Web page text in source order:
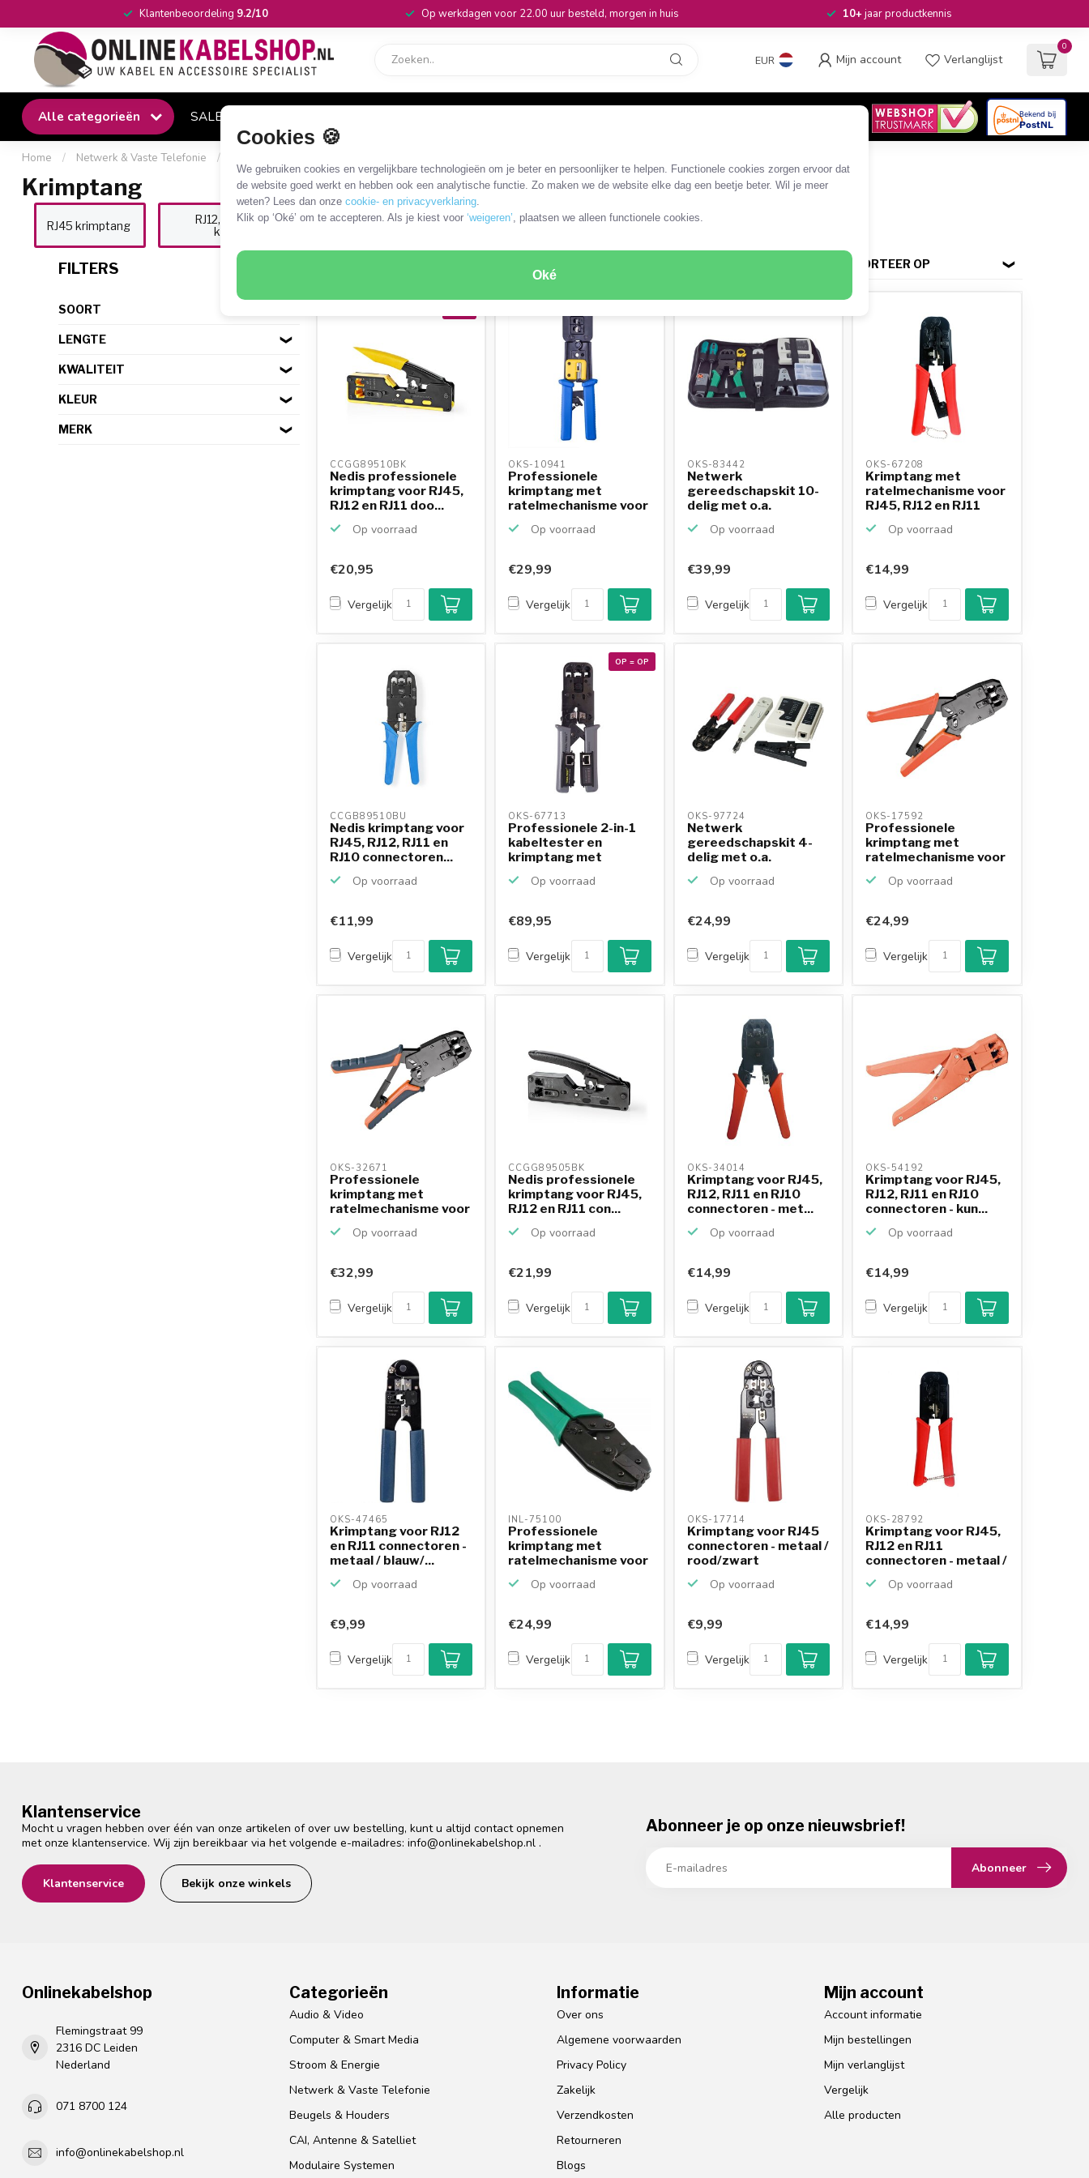
Cookies 🍪
We gebruiken cookies en vergelijkbare technologieën om je beter en persoonlijker te helpen. Functionele cookies zorgen ervoor dat
de website goed werkt en hebben ook een analytische functie. Zo maken we de website elke dag een beetje beter. Wil je meer
weten? Lees dan onze cookie- en privacyverklaring.
Klik op ‘Oké’ om te accepteren. Als je kiest voor ‘weigeren’, plaatsen we alleen functionele cookies.
Oké
Klantenbeoordeling 9.2/10 Op werkdagen voor 22.00 uur besteld, morgen in huis 10+jaar productkennis
EUR Mijn account Verlanglijst
0
Alle categorieën SALE
Home / Netwerk & Vaste Telefonie /
Krimptang
RJ45 krimptang
RJ12, RJ11 en RJ10
krimptang
FILTERS
SOORT
LENGTE
KWALITEIT
KLEUR
MERK
SORTEER OP
CCGG89510BK
Nedis professionele
krimptang voor RJ45,
RJ12 en RJ11 doo...
Op voorraad
€20,95
Vergelijk
OKS-10941
Professionele
krimptang met
ratelmechanisme voor
Op voorraad
€29,99
Vergelijk
OKS-83442
Netwerk
gereedschapskit 10-
delig met o.a.
Op voorraad
€39,99
Vergelijk
OKS-67208
Krimptang met
ratelmechanisme voor
RJ45, RJ12 en RJ11
Op voorraad
€14,99
Vergelijk
CCGB89510BU
Nedis krimptang voor
RJ45, RJ12, RJ11 en
RJ10 connectoren...
Op voorraad
€11,99
Vergelijk
OP = OP
OKS-67713
Professionele 2-in-1
kabeltester en
krimptang met
Op voorraad
€89,95
Vergelijk
OKS-97724
Netwerk
gereedschapskit 4-
delig met o.a.
Op voorraad
€24,99
Vergelijk
OKS-17592
Professionele
krimptang met
ratelmechanisme voor
Op voorraad
€24,99
Vergelijk
OKS-32671
Professionele
krimptang met
ratelmechanisme voor
Op voorraad
€32,99
Vergelijk
CCGG89505BK
Nedis professionele
krimptang voor RJ45,
RJ12 en RJ11 con...
Op voorraad
€21,99
Vergelijk
OKS-34014
Krimptang voor RJ45,
RJ12, RJ11 en RJ10
connectoren - met...
Op voorraad
€14,99
Vergelijk
OKS-54192
Krimptang voor RJ45,
RJ12, RJ11 en RJ10
connectoren - kun...
Op voorraad
Klantenbeoordeling
9,2/10
Achteraf betalen
mogelijk
€14,99
Vergelijk
OKS-47465
Krimptang voor RJ12
en RJ11 connectoren -
metaal / blauw/...
Op voorraad
€9,99
Vergelijk
INL-75100
Professionele
krimptang met
ratelmechanisme voor
Op voorraad
€24,99
Vergelijk
OKS-17714
Krimptang voor RJ45
connectoren - metaal /
rood/zwart
Op voorraad
€9,99
Vergelijk
OKS-28792
Krimptang voor RJ45,
RJ12 en RJ11
connectoren - metaal /
Op voorraad
€14,99
Vergelijk
Klantenservice
Mocht u vragen hebben over één van onze artikelen of over uw bestelling, kunt u altijd contact opnemen
met onze klantenservice. Wij zijn bereikbaar via het volgende e-mailadres: info@onlinekabelshop.nl .
Klantenservice Bekijk onze winkels
Abonneer je op onze nieuwsbrief!
Abonneer
Onlinekabelshop
Flemingstraat 99
2316 DC Leiden
Nederland
071 8700 124
info@onlinekabelshop.nl
Categorieën
Audio & Video
Computer & Smart Media
Stroom & Energie
Netwerk & Vaste Telefonie
Beugels & Houders
CAI, Antenne & Satelliet
Modulaire Systemen
Informatie
Over ons
Algemene voorwaarden
Privacy Policy
Zakelijk
Verzendkosten
Retourneren
Blogs
Mijn account
Account informatie
Mijn bestellingen
Mijn verlanglijst
Vergelijk
Alle producten